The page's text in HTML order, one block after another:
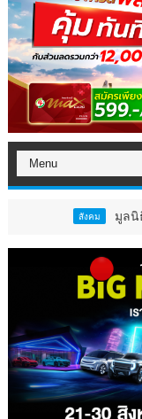
มูลนิธิศุภนิมิตฯ เ